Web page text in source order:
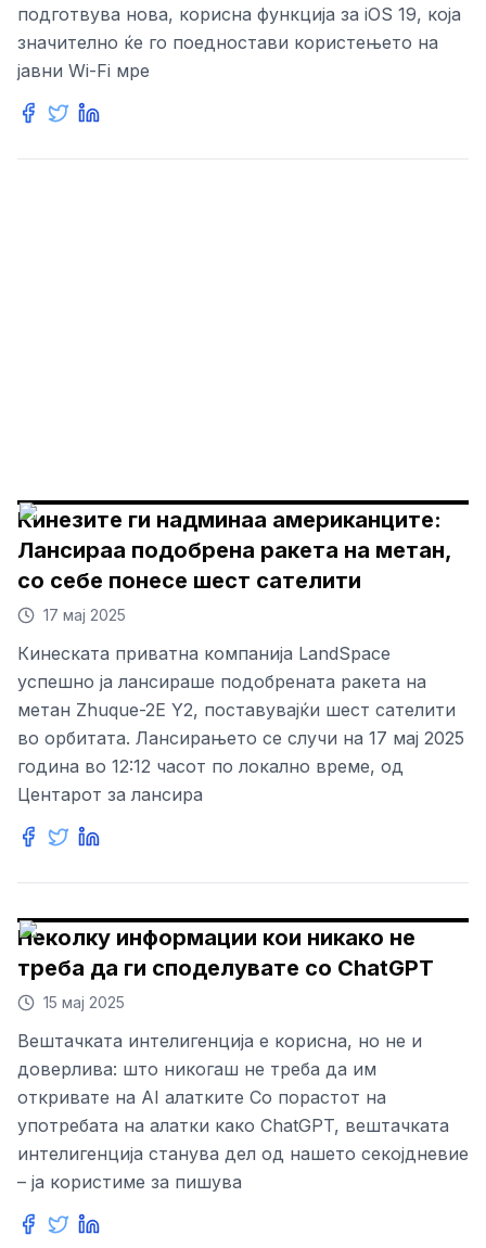
подготвува нова, корисна функција за iOS 19, која
значително ќе го поедностави користењето на
јавни Wi-Fi мре
Кинезите ги надминаа американците:
Лансираа подобрена ракета на метан,
со себе понесе шест сателити
17 мај 2025
Кинеската приватна компанија LandSpace
успешно ја лансираше подобрената ракета на
метан Zhuque-2E Y2, поставувајќи шест сателити
во орбитата. Лансирањето се случи на 17 мај 2025
година во 12:12 часот по локално време, од
Центарот за лансира
Неколку информации кои никако не
треба да ги споделувате со ChatGPT
15 мај 2025
Вештачката интелигенција е корисна, но не и
доверлива: што никогаш не треба да им
откривате на AI алатките Со порастот на
употребата на алатки како ChatGPT, вештачката
интелигенција станува дел од нашето секојдневие
– ја користиме за пишува